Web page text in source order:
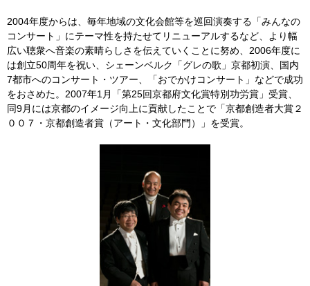
2004年度からは、毎年地域の文化会館等を巡回演奏する「みんなの
コンサート」にテーマ性を持たせてリニューアルするなど、より幅
広い聴衆へ音楽の素晴らしさを伝えていくことに努め、2006年度に
は創立50周年を祝い、シェーンベルク「グレの歌」京都初演、国内
7都市へのコンサート・ツアー、「おでかけコンサート」などで成功
をおさめた。2007年1月「第25回京都府文化賞特別功労賞」受賞、
同9月には京都のイメージ向上に貢献したことで「京都創造者大賞２
００７・京都創造者賞（アート・文化部門）」を受賞。